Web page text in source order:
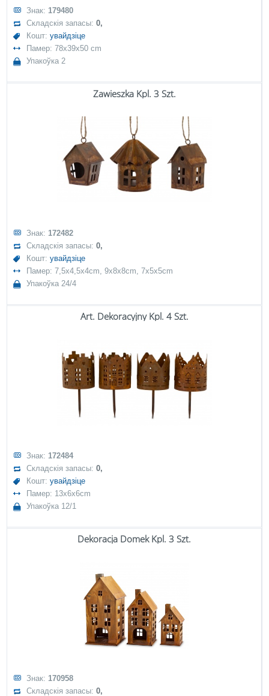
Знак: 179480
Складскія запасы:0,
Кошт:увайдзіце
Памер: 78x39x50 cm
Упакоўка 2
Zawieszka Kpl. 3 Szt.
Знак: 172482
Складскія запасы:0,
Кошт:увайдзіце
Памер: 7,5x4,5x4cm, 9x8x8cm, 7x5x5cm
Упакоўка 24/4
Art. Dekoracyjny Kpl. 4 Szt.
Знак: 172484
Складскія запасы:0,
Кошт:увайдзіце
Памер: 13x6x6cm
Упакоўка 12/1
Dekoracja Domek Kpl. 3 Szt.
Знак: 170958
Складскія запасы:0,